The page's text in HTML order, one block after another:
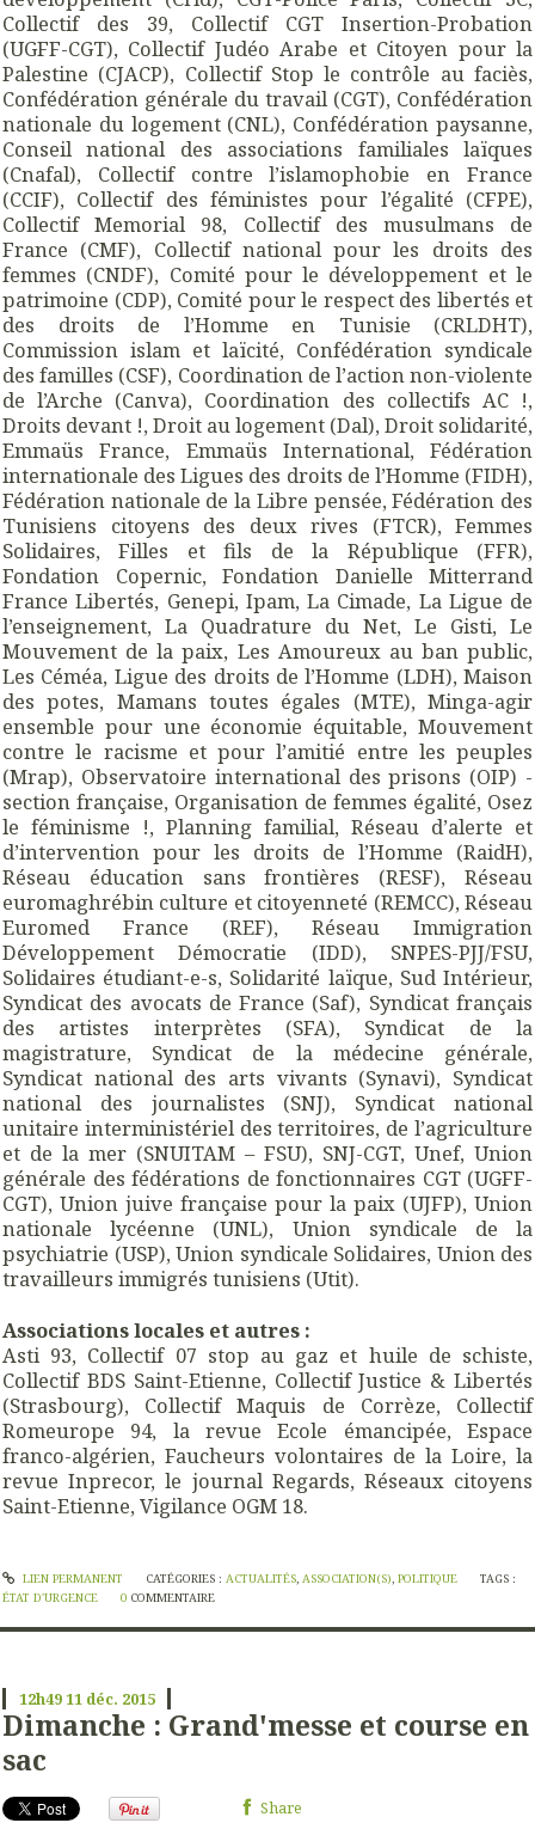
Collectif des 39, Collectif CGT Insertion-Probation
(UGFF-CGT), Collectif Judéo Arabe et Citoyen pour la
Palestine (CJACP), Collectif Stop le contrôle au faciès,
Confédération générale du travail (CGT), Confédération
nationale du logement (CNL), Confédération paysanne,
Conseil national des associations familiales laïques
(Cnafal), Collectif contre l’islamophobie en France
(CCIF), Collectif des féministes pour l’égalité (CFPE),
Collectif Memorial 98, Collectif des musulmans de
France (CMF), Collectif national pour les droits des
femmes (CNDF), Comité pour le développement et le
patrimoine (CDP), Comité pour le respect des libertés et
des droits de l’Homme en Tunisie (CRLDHT),
Commission islam et laïcité, Confédération syndicale
des familles (CSF), Coordination de l’action non-violente
de l’Arche (Canva), Coordination des collectifs AC !,
Droits devant !, Droit au logement (Dal), Droit solidarité,
Emmaüs France, Emmaüs International, Fédération
internationale des Ligues des droits de l’Homme (FIDH),
Fédération nationale de la Libre pensée, Fédération des
Tunisiens citoyens des deux rives (FTCR), Femmes
Solidaires, Filles et fils de la République (FFR),
Fondation Copernic, Fondation Danielle Mitterrand
France Libertés, Genepi, Ipam, La Cimade, La Ligue de
l’enseignement, La Quadrature du Net, Le Gisti, Le
Mouvement de la paix, Les Amoureux au ban public,
Les Céméa, Ligue des droits de l’Homme (LDH), Maison
des potes, Mamans toutes égales (MTE), Minga-agir
ensemble pour une économie équitable, Mouvement
contre le racisme et pour l’amitié entre les peuples
(Mrap), Observatoire international des prisons (OIP) -
section française, Organisation de femmes égalité, Osez
le féminisme !, Planning familial, Réseau d’alerte et
d’intervention pour les droits de l’Homme (RaidH),
Réseau éducation sans frontières (RESF), Réseau
euromaghrébin culture et citoyenneté (REMCC), Réseau
Euromed France (REF), Réseau Immigration
Développement Démocratie (IDD), SNPES-PJJ/FSU,
Solidaires étudiant-e-s, Solidarité laïque, Sud Intérieur,
Syndicat des avocats de France (Saf), Syndicat français
des artistes interprètes (SFA), Syndicat de la
magistrature, Syndicat de la médecine générale,
Syndicat national des arts vivants (Synavi), Syndicat
national des journalistes (SNJ), Syndicat national
unitaire interministériel des territoires, de l’agriculture
et de la mer (SNUITAM – FSU), SNJ-CGT, Unef, Union
générale des fédérations de fonctionnaires CGT (UGFF-
CGT), Union juive française pour la paix (UJFP), Union
nationale lycéenne (UNL), Union syndicale de la
psychiatrie (USP), Union syndicale Solidaires, Union des
travailleurs immigrés tunisiens (Utit).
Associations locales et autres :
Asti 93, Collectif 07 stop au gaz et huile de schiste,
Collectif BDS Saint-Etienne, Collectif Justice & Libertés
(Strasbourg), Collectif Maquis de Corrèze, Collectif
Romeurope 94, la revue Ecole émancipée, Espace
franco-algérien, Faucheurs volontaires de la Loire, la
revue Inprecor, le journal Regards, Réseaux citoyens
Saint-Etienne, Vigilance OGM 18.
LIEN PERMANENT CATÉGORIES : ACTUALITÉS, ASSOCIATION(S) POLITIQUE
TAGS :
ÉTAT D'URGENCE
0 COMMENTAIRE
12h4911 déc. 2015
Dimanche : Grand'messe et course en
sac
Share